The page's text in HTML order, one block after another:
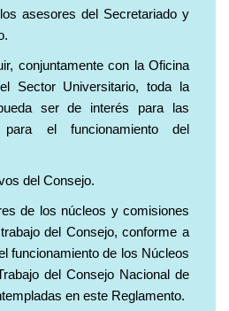
asesores del Secretariado y
conjuntamente con la Oficina
Sector Universitario, toda la
ser de interés para las
el funcionamiento del
del Consejo.
de los núcleos y comisiones
del Consejo, conforme a
funcionamiento de los Núcleos
del Consejo Nacional de
en este Reglamento.